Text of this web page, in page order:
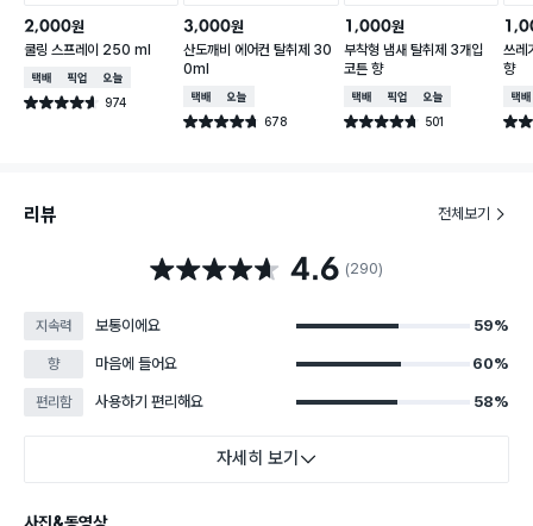
2,000원
쿨링 스프레이 250 ml
택배배송매장픽업오늘배송
별점 4.6점 974
건 작성
3,000원
산도깨비 에어컨 탈취제 30
0ml
택배배송오늘배송
별점 4.7점 678
건 작성
1,000원
부착형 냄새 탈취제 3개입
코튼 향
택배배송매장픽업오늘배송
별점 4.7점 501
건 작성
쓰레
향
택배
별점
리뷰 전체보기
별점 4.6점 4.6 (290)
지속력 보통이에요 59%
향 마음에 들어요 60%
편리함 사용하기 편리해요 58%
자세히 보기
사진&동영상